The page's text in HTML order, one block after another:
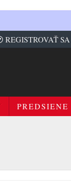
REGISTROVAŤ SA
PREDSIENE